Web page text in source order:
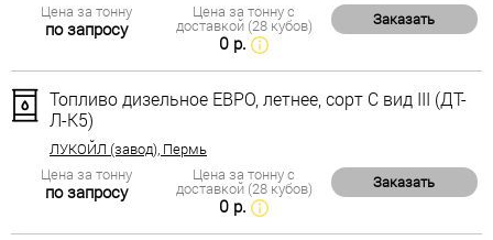
Цена за тонну
по запросу
Цена за тонну с
доставкой (28 кубов)
0 р.
Заказать
Топливо дизельное ЕВРО, летнее, сорт С вид III (ДТ-
Л-К5)
ЛУКОЙЛ (завод), Пермь
Цена за тонну
по запросу
Цена за тонну с
доставкой (28 кубов)
0 р.
Заказать